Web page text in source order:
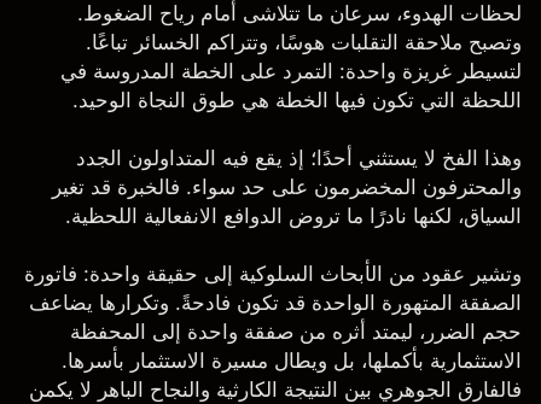
لحظات الهدوء، سرعان ما تتلاشى أمام رياح الضغوط.
وتصبح ملاحقة التقلبات هوسًا، وتتراكم الخسائر تباعًا.
لتسيطر غريزة واحدة: التمرد على الخطة المدروسة في
اللحظة التي تكون فيها الخطة هي طوق النجاة الوحيد.
وهذا الفخ لا يستثني أحدًا؛ إذ يقع فيه المتداولون الجدد
والمحترفون المخضرمون على حد سواء. فالخبرة قد تغير
السياق، لكنها نادرًا ما تروض الدوافع الانفعالية اللحظية.
وتشير عقود من الأبحاث السلوكية إلى حقيقة واحدة: فاتورة
الصفقة المتهورة الواحدة قد تكون فادحةً. وتكرارها يضاعف
حجم الضرر، ليمتد أثره من صفقة واحدة إلى المحفظة
الاستثمارية بأكملها، بل ويطال مسيرة الاستثمار بأسرها.
فالفارق الجوهري بين النتيجة الكارثية والنجاح الباهر لا يكمن